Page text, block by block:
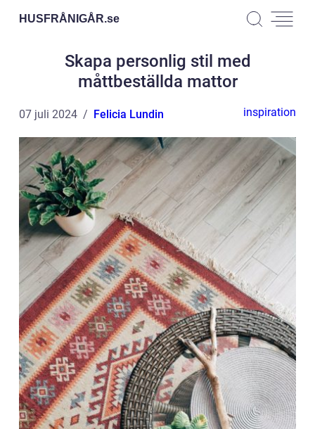
HUSFRÅNIGÅR.se
Skapa personlig stil med
måttbeställda mattor
07 juli 2024 Felicia Lundin inspiration